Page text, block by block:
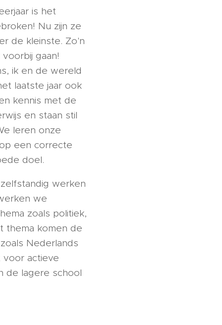
is het
Nu zijn ze
de kleinste. Zo'n
gaan!
ik en de wereld
laatste jaar ook
kennis met de
en staan stil
leren onze
een correcte
doel.
werken
we
zoals politiek,
thema komen de
Nederlands
voor actieve
de lagere school